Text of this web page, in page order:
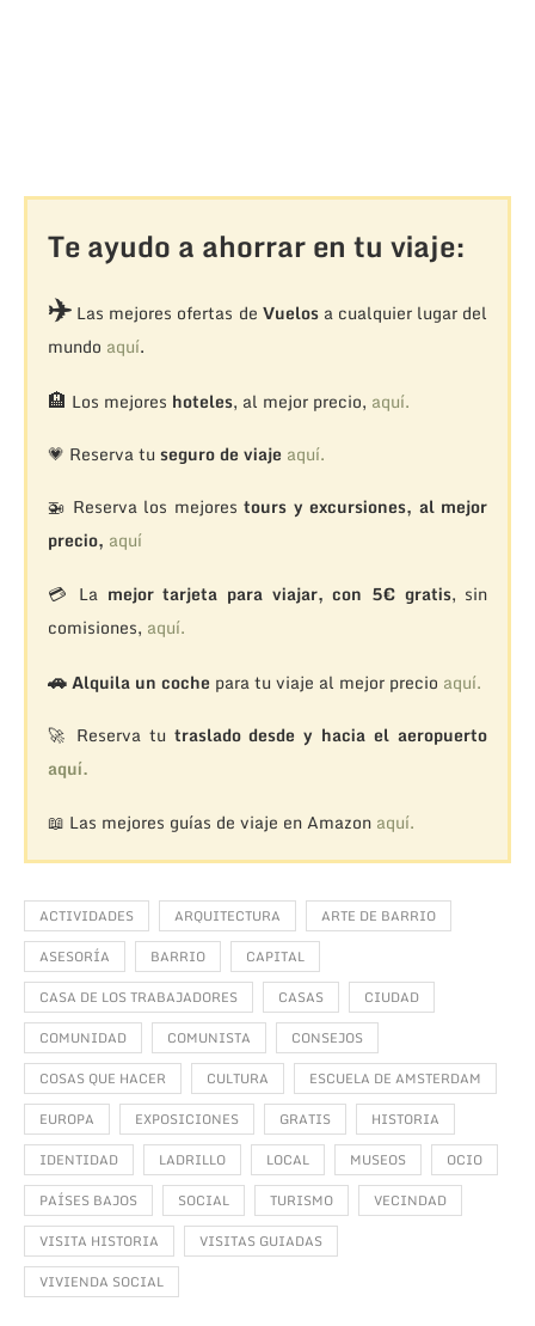
Te ayudo a ahorrar en tu viaje:
✈️Las mejores ofertas de Vuelosa cualquier lugar del
mundo aquí.
🏨 Los mejores hoteles, al mejor precio, aquí.
💗 Reserva tu seguro de viaje aquí.
🚁 Reserva los mejorestours y excursiones, al mejor
precio, aquí
💳 La mejor tarjeta para viajar, con 5€ gratis, sin
comisiones, aquí.
🚗Alquila un coche para tu viaje al mejor precio aquí.
🚀 Reserva tu traslado desde y hacia el aeropuerto
aquí.
📖 Las mejores guías de viaje en Amazon aquí.
ACTIVIDADES ARQUITECTURA
ARTE DE BARRIO
ASESORÍA
BARRIO
CAPITAL
CASA DE LOS TRABAJADORES
CASAS
CIUDAD
COMUNIDAD
COMUNISTA
CONSEJOS
COSAS QUE HACER
CULTURA
ESCUELA DE AMSTERDAM
EUROPA
EXPOSICIONES GRATIS
HISTORIA
IDENTIDAD
LADRILLO LOCAL MUSEOS
OCIO
PAÍSES BAJOS
SOCIAL TURISMO
VECINDAD
VISITA HISTORIA
VISITAS GUIADAS
VIVIENDA SOCIAL